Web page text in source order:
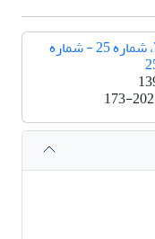
دوره 7، شماره 25 - شماره
173-202